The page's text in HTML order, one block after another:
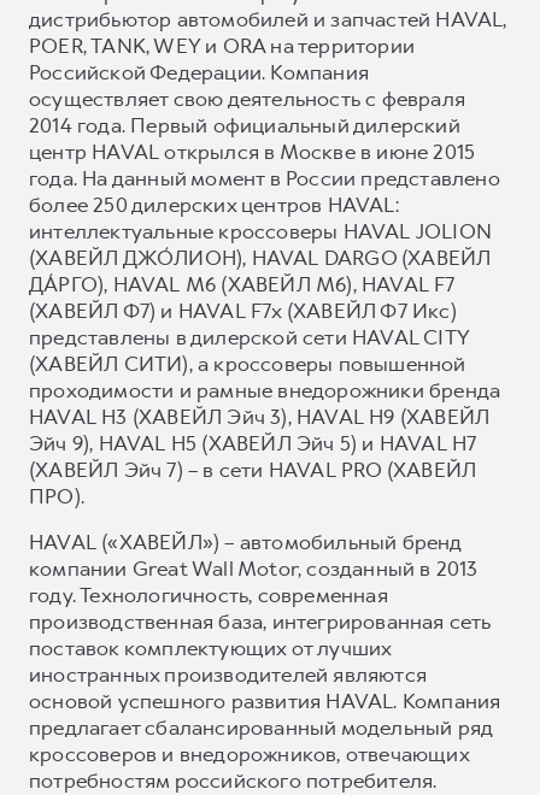
дистрибьютор автомобилей и запчастей HAVAL,
POER, TANK, WEY и ORA на территории
Российской Федерации. Компания
осуществляет свою деятельность с февраля
2014 года. Первый официальный дилерский
центр HAVAL открылся в Москве в июне 2015
года. На данный момент в России представлено
более 250 дилерских центров HAVAL:
интеллектуальные кроссоверы HAVAL JOLION
(ХАВЕЙЛ ДЖО́ЛИОН), HAVAL DARGO (ХАВЕЙЛ
ДА́РГО), HAVAL М6 (ХАВЕЙЛ M6), HAVAL F7
(ХАВЕЙЛ Ф7) и HAVAL F7x (ХАВЕЙЛ Ф7 Икс)
представлены в дилерской сети HAVAL CITY
(ХАВЕЙЛ СИТИ), а кроссоверы повышенной
проходимости и рамные внедорожники бренда
HAVAL H3 (ХАВЕЙЛ Эйч 3), HAVAL H9 (ХАВЕЙЛ
Эйч 9), HAVAL H5 (ХАВЕЙЛ Эйч 5) и HAVAL H7
(ХАВЕЙЛ Эйч 7) – в сети HAVAL PRO (ХАВЕЙЛ
ПРО).
HAVAL («ХАВЕЙЛ») – автомобильный бренд
компании Great Wall Motor, созданный в 2013
году. Технологичность, современная
производственная база, интегрированная сеть
поставок комплектующих от лучших
иностранных производителей являются
основой успешного развития HAVAL. Компания
предлагает сбалансированный модельный ряд
кроссоверов и внедорожников, отвечающих
потребностям российского потребителя.